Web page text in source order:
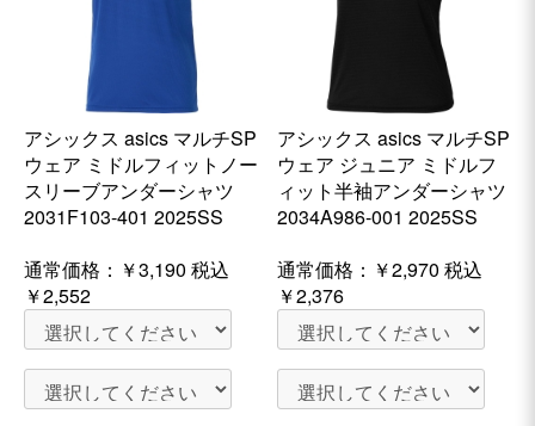
アシックス asics マルチSP
ウェア ミドルフィットノー
スリーブアンダーシャツ
2031F103-401 2025SS
通常価格： ￥3,190 税込
￥2,552
アシックス asics マルチSP
ウェア ジュニア ミドルフ
ィット半袖アンダーシャツ
2034A986-001 2025SS
通常価格： ￥2,970 税込
￥2,376